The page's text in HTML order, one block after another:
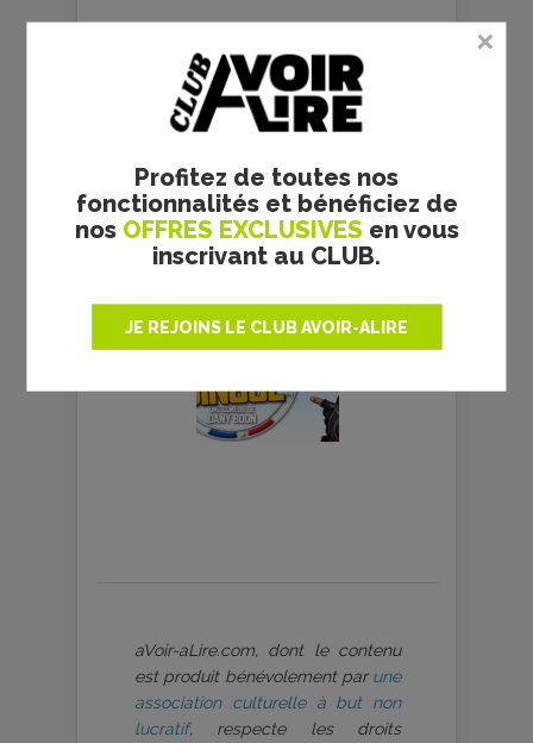
Profitez de toutes nos
fonctionnalités et bénéficiez de
nos OFFRES EXCLUSIVES en vous
inscrivant au CLUB.
JE REJOINS LE CLUB AVOIR-ALIRE
GALERIE PHOTOS
aVoir-aLire.com, dont le contenu
est produit bénévolement par une
association culturelle à but non
lucratif, respecte les droits